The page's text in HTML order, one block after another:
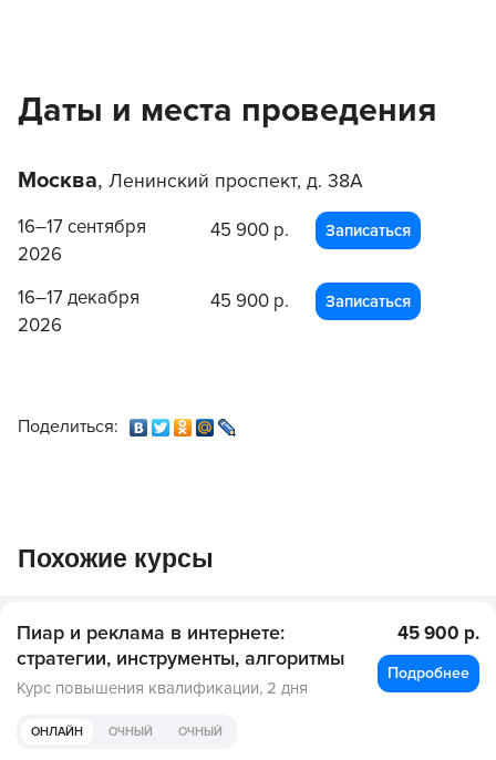
Даты и места проведения
Москва, Ленинский проспект, д. 38А
16–17 сентября
2026
45 900 р. Записаться
16–17 декабря
2026
45 900 р. Записаться
Поделиться:
Похожие курсы
Пиар и реклама в интернете:
стратегии, инструменты, алгоритмы
Курс повышения квалификации, 2 дня
ОНЛАЙН ОЧНЫЙ ОЧНЫЙ
45 900 р.
Подробнее